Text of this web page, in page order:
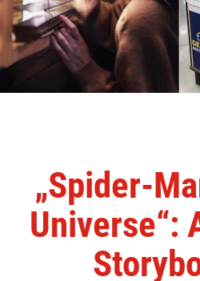
„Spider-
Universe“: